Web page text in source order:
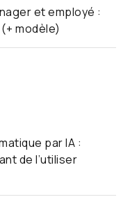
et employé :
modèle)
par IA :
de l’utiliser